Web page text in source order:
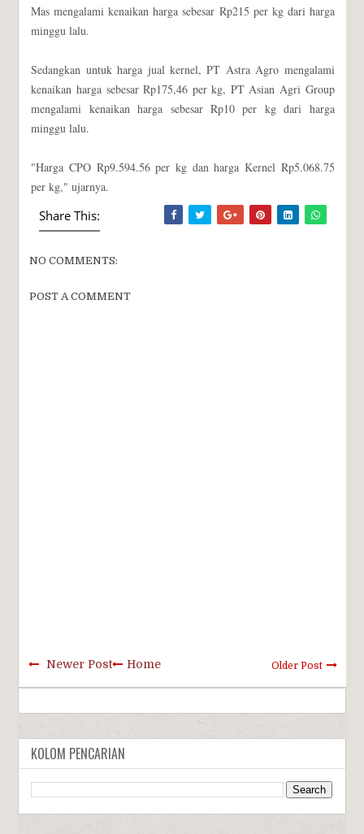
Mas mengalami kenaikan harga sebesar Rp215 per kg dari harga
minggu lalu.
Sedangkan untuk harga jual kernel, PT Astra Agro mengalami
kenaikan harga sebesar Rp175,46 per kg, PT Asian Agri Group
mengalami kenaikan harga sebesar Rp10 per kg dari harga
minggu lalu.
"Harga CPO Rp9.594.56 per kg dan harga Kernel Rp5.068.75
per kg," ujarnya.
Share This:
NO COMMENTS:
POST A COMMENT
Newer Post Older Post
Home
KOLOM PENCARIAN